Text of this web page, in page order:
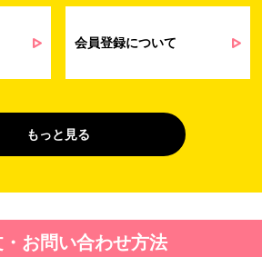
お客様の作品紹介を通した販促活動のた
提供することが予定される場合の事項
パーソナライズ広告配信および効果測定・
端末情報、（同意時）メールアドレス等の
会員登録について
もっと見る
・お問い合わせ方法